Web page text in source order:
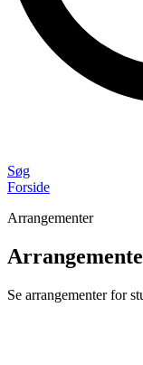
Søg
Forside
Arrangementer
Se arrangementer for